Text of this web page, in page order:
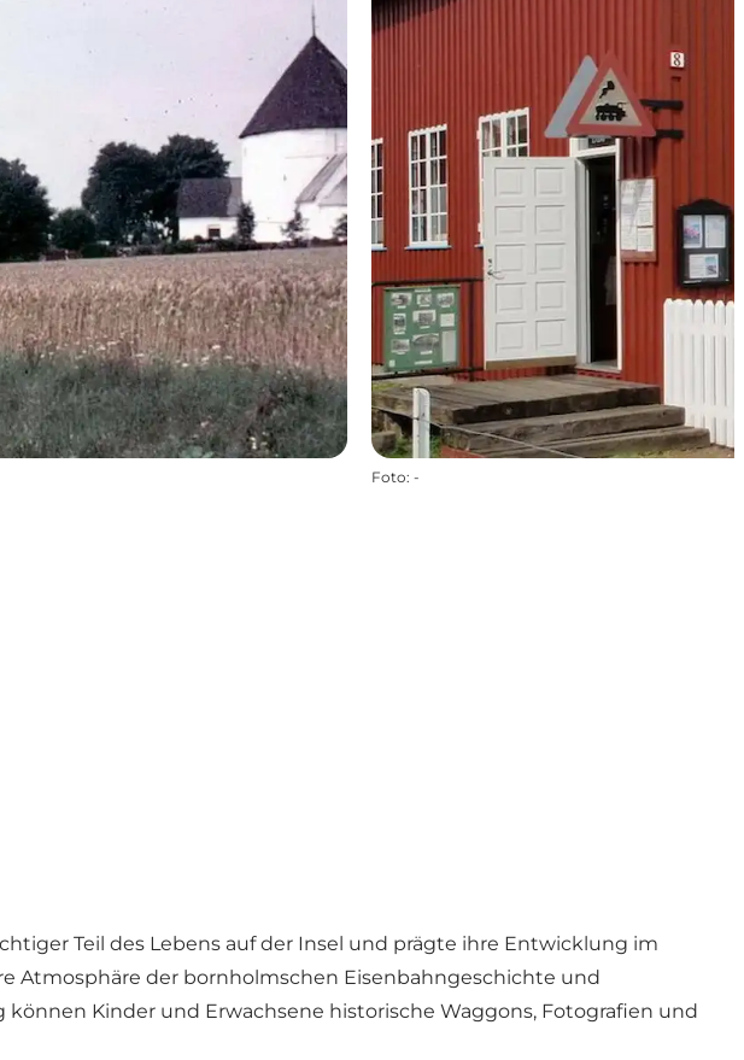
Foto: -
Teil des Lebens auf der Insel und prägte ihre Entwicklung im
Atmosphäre der bornholmschen Eisenbahngeschichte und
Kinder und Erwachsene historische Waggons, Fotografien und